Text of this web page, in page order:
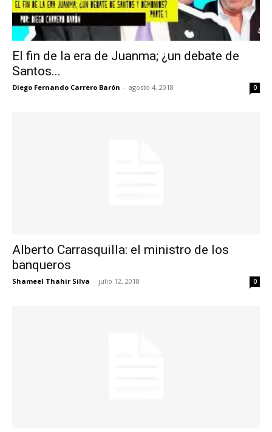
El fin de la era de Juanma; ¿un debate de
Santos...
Diego Fernando Carrero Barón - agosto 4, 2018 0
Alberto Carrasquilla: el ministro de los
banqueros
Shameel Thahir Silva - julio 12, 2018 0